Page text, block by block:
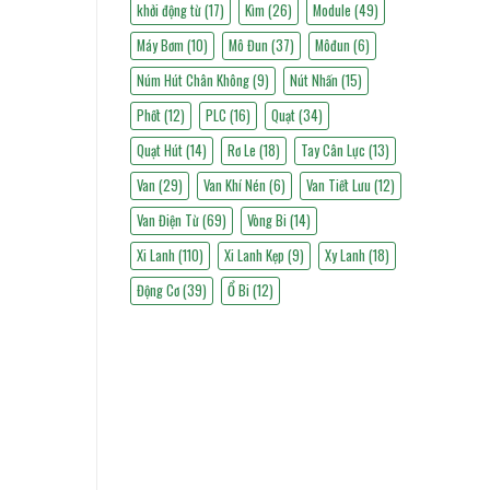
khởi động từ(17) Kìm (26) Module (49)
Máy Bơm (10) Mô Đun (37) Môđun (6)
Núm Hút Chân Không(9) Nút Nhấn (15)
Phốt(12) PLC (16) Quạt(34)
Quạt Hút(14) Rơ Le (18) Tay Cân Lực (13)
Van (29) Van Khí Nén (6) Van Tiết Lưu (12)
Van Điện Từ(69) Vòng Bi (14)
Xi Lanh (110) Xi Lanh Kẹp (9) Xy Lanh (18)
Động Cơ(39) Ổ Bi (12)